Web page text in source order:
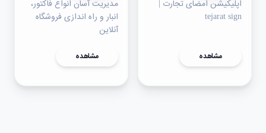
اپلیکیشن امضای تجارت |
tejarat sign
مشاهده
مدیریت آسان انواع فاکتور،
انبار و راه اندازی فروشگاه
آنلاین
مشاهده